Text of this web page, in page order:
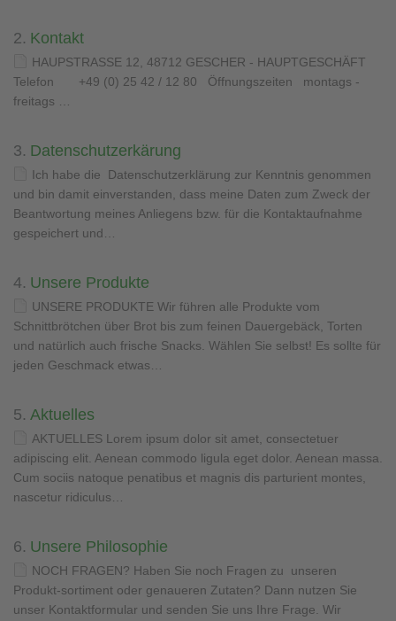
2. Kontakt
HAUPSTRASSE 12, 48712 GESCHER - HAUPTGESCHÄFT
Telefon +49 (0) 25 42 / 12 80 Öffnungszeiten montags -
freitags …
3. Datenschutzerkärung
Ich habe die Datenschutzerklärung zur Kenntnis genommen
und bin damit einverstanden, dass meine Daten zum Zweck der
Beantwortung meines Anliegens bzw. für die Kontaktaufnahme
gespeichert und…
4. Unsere Produkte
UNSERE PRODUKTE Wir führen alle Produkte vom
Schnittbrötchen über Brot bis zum feinen Dauergebäck, Torten
und natürlich auch frische Snacks. Wählen Sie selbst! Es sollte für
jeden Geschmack etwas…
5. Aktuelles
AKTUELLES Lorem ipsum dolor sit amet, consectetuer
adipiscing elit. Aenean commodo ligula eget dolor. Aenean massa.
Cum sociis natoque penatibus et magnis dis parturient montes,
nascetur ridiculus…
6. Unsere Philosophie
NOCH FRAGEN? Haben Sie noch Fragen zu unseren
Produkt-sortiment oder genaueren Zutaten? Dann nutzen Sie
unser Kontaktformular und senden Sie uns Ihre Frage. Wir